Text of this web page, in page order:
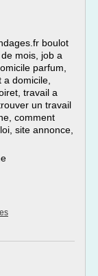
boulot
mois, job a
parfum,
domicile,
travail a
un travail
comment
site annonce,